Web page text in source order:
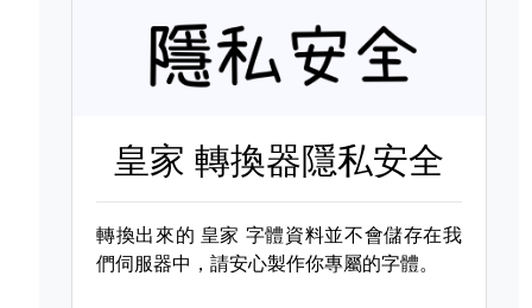
皇家 轉換器隱私安全
轉換出來的 皇家 字體資料並不會儲存在我
們伺服器中，請安心製作你專屬的字體。